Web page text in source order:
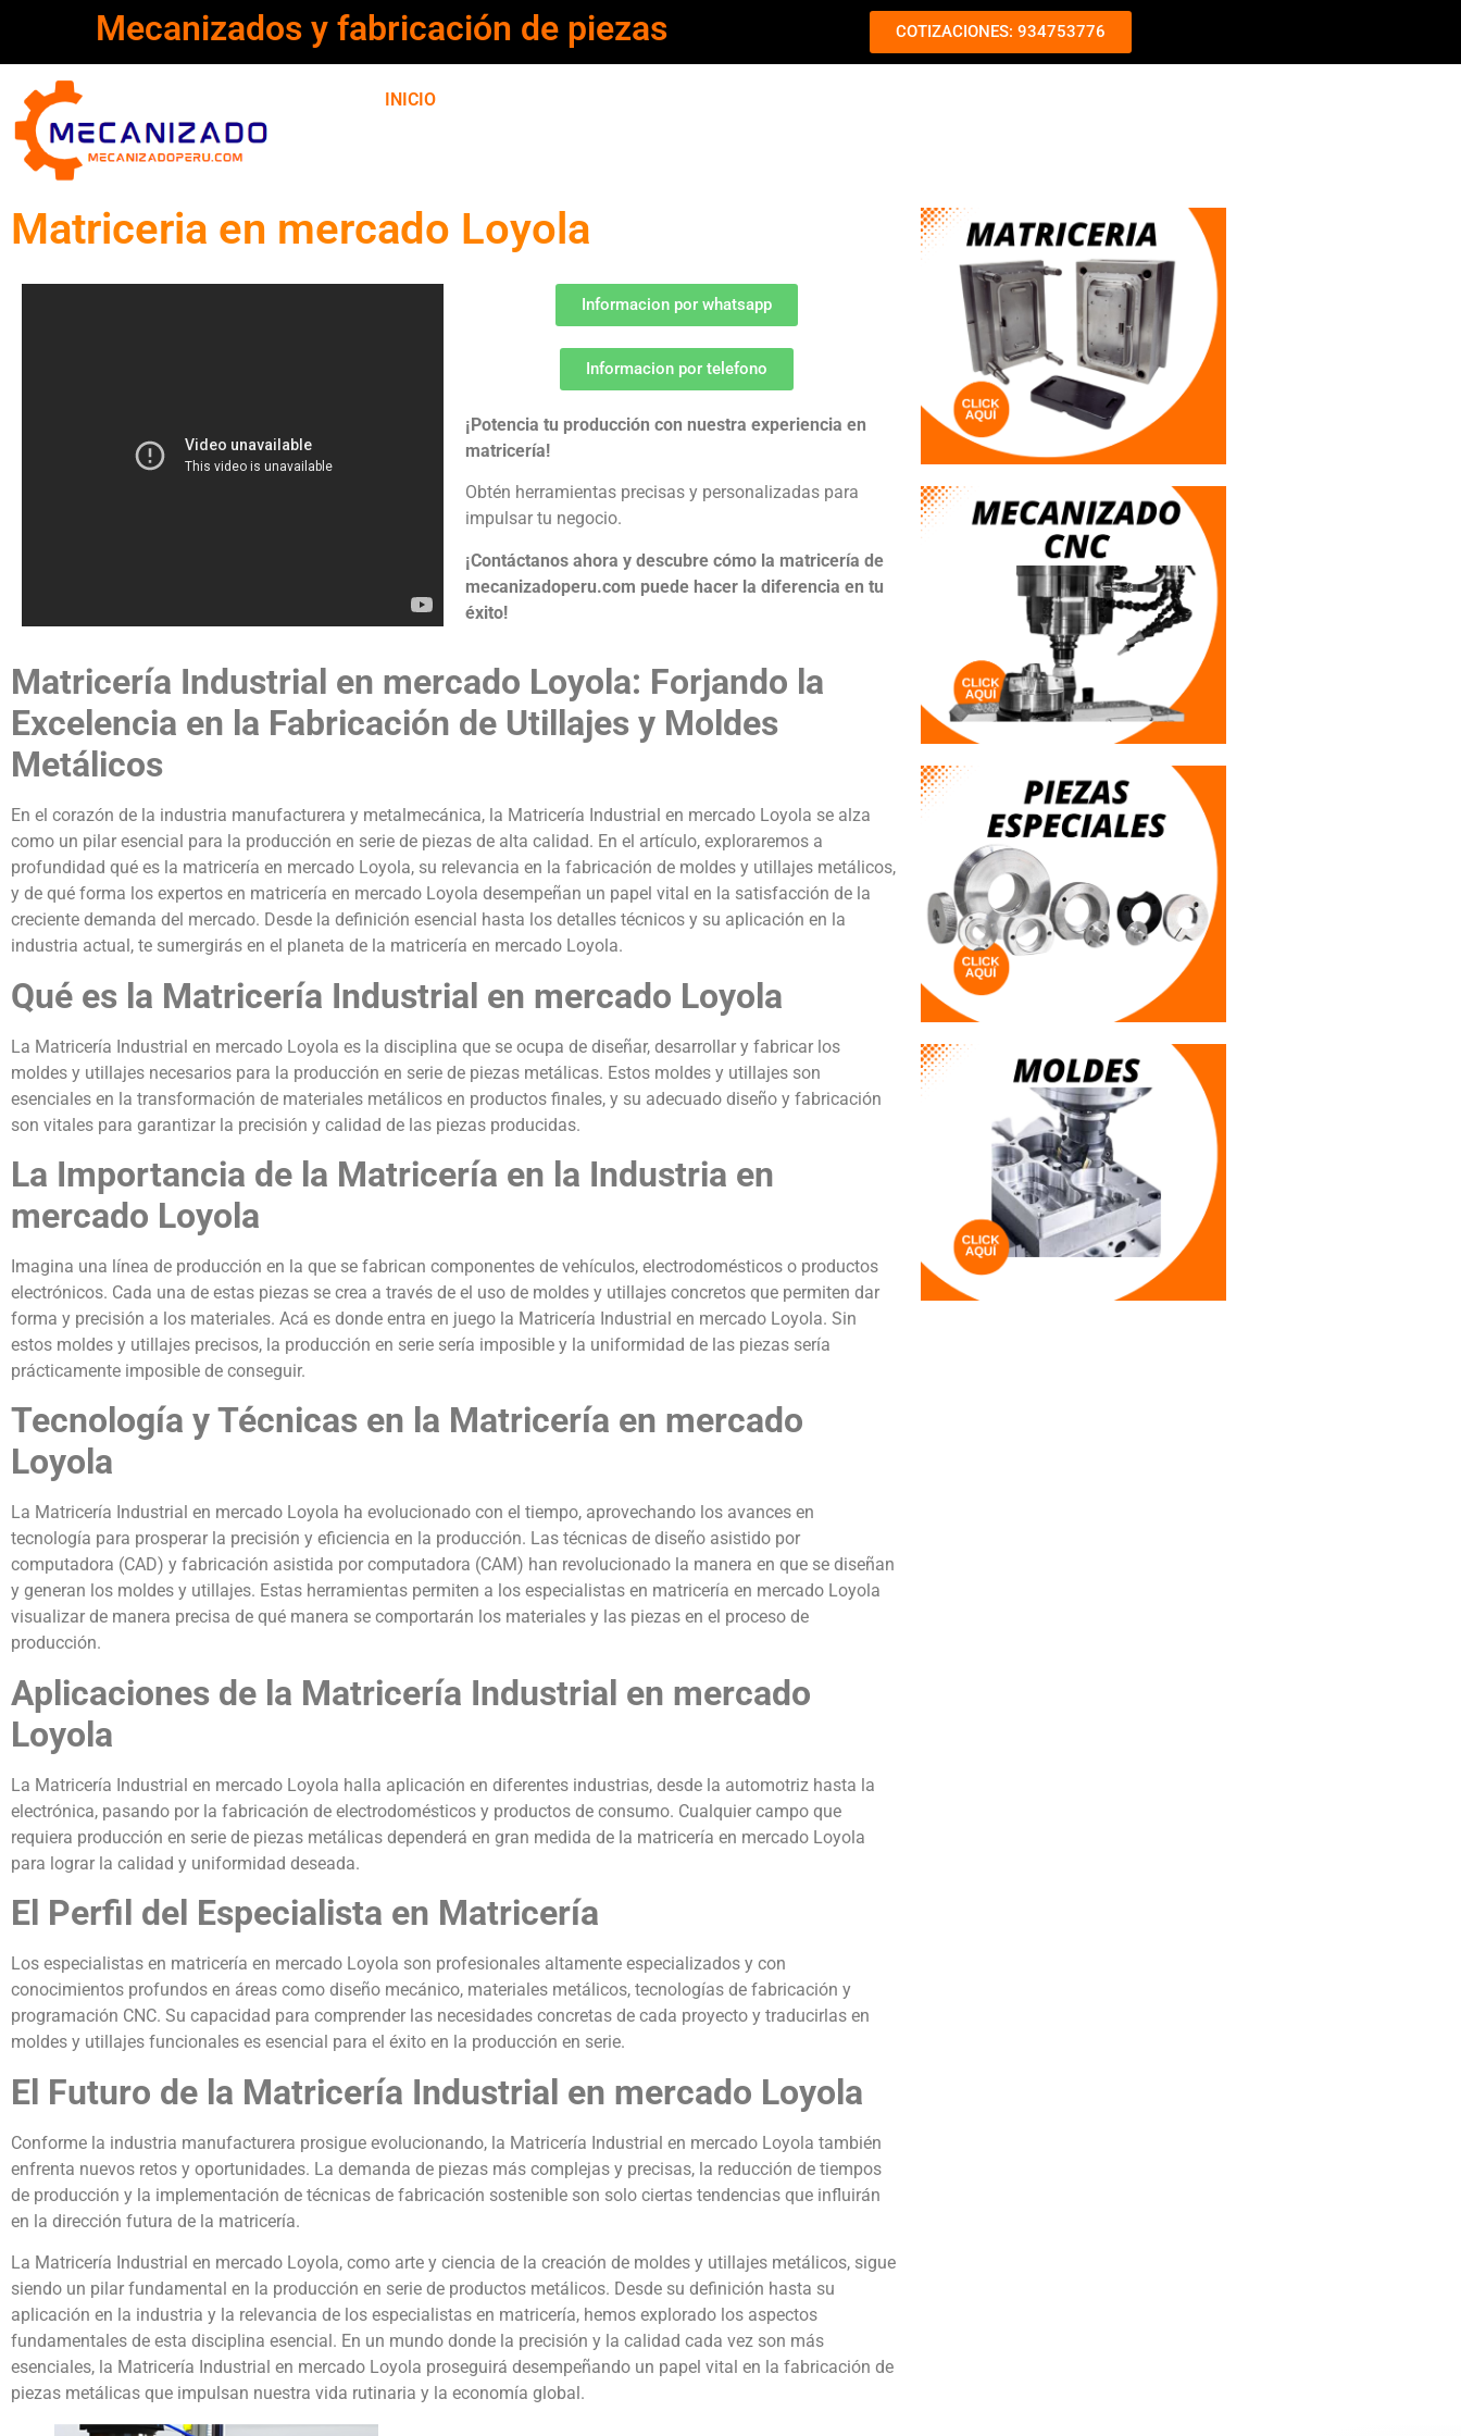
Mecanizados y fabricación de piezas COTIZACIONES: 934753776
INICIO
Matriceria en mercado Loyola
Informacion por whatsapp
Informacion por telefono
¡Potencia tu producción con nuestra experiencia en
matricería!
Obtén herramientas precisas y personalizadas para
impulsar tu negocio.
¡Contáctanos ahora y descubre cómo la matricería de
mecanizadoperu.com puede hacer la diferencia en tu
éxito!
Matricería Industrial en mercado Loyola: Forjando la
Excelencia en la Fabricación de Utillajes y Moldes
Metálicos
En el corazón de la industria manufacturera y metalmecánica, la Matricería Industrial en mercado Loyola se alza
como un pilar esencial para la producción en serie de piezas de alta calidad. En el artículo, exploraremos a
profundidad qué es la matricería en mercado Loyola, su relevancia en la fabricación de moldes y utillajes metálicos,
y de qué forma los expertos en matricería en mercado Loyola desempeñan un papel vital en la satisfacción de la
creciente demanda del mercado. Desde la definición esencial hasta los detalles técnicos y su aplicación en la
industria actual, te sumergirás en el planeta de la matricería en mercado Loyola.
Qué es la Matricería Industrial en mercado Loyola
La Matricería Industrial en mercado Loyola es la disciplina que se ocupa de diseñar, desarrollar y fabricar los
moldes y utillajes necesarios para la producción en serie de piezas metálicas. Estos moldes y utillajes son
esenciales en la transformación de materiales metálicos en productos finales, y su adecuado diseño y fabricación
son vitales para garantizar la precisión y calidad de las piezas producidas.
La Importancia de la Matricería en la Industria en
mercado Loyola
Imagina una línea de producción en la que se fabrican componentes de vehículos, electrodomésticos o productos
electrónicos. Cada una de estas piezas se crea a través de el uso de moldes y utillajes concretos que permiten dar
forma y precisión a los materiales. Acá es donde entra en juego la Matricería Industrial en mercado Loyola. Sin
estos moldes y utillajes precisos, la producción en serie sería imposible y la uniformidad de las piezas sería
prácticamente imposible de conseguir.
Tecnología y Técnicas en la Matricería en mercado
Loyola
La Matricería Industrial en mercado Loyola ha evolucionado con el tiempo, aprovechando los avances en
tecnología para prosperar la precisión y eficiencia en la producción. Las técnicas de diseño asistido por
computadora (CAD) y fabricación asistida por computadora (CAM) han revolucionado la manera en que se diseñan
y generan los moldes y utillajes. Estas herramientas permiten a los especialistas en matricería en mercado Loyola
visualizar de manera precisa de qué manera se comportarán los materiales y las piezas en el proceso de
producción.
Aplicaciones de la Matricería Industrial en mercado
Loyola
La Matricería Industrial en mercado Loyola halla aplicación en diferentes industrias, desde la automotriz hasta la
electrónica, pasando por la fabricación de electrodomésticos y productos de consumo. Cualquier campo que
requiera producción en serie de piezas metálicas dependerá en gran medida de la matricería en mercado Loyola
para lograr la calidad y uniformidad deseada.
El Perfil del Especialista en Matricería
Los especialistas en matricería en mercado Loyola son profesionales altamente especializados y con
conocimientos profundos en áreas como diseño mecánico, materiales metálicos, tecnologías de fabricación y
programación CNC. Su capacidad para comprender las necesidades concretas de cada proyecto y traducirlas en
moldes y utillajes funcionales es esencial para el éxito en la producción en serie.
El Futuro de la Matricería Industrial en mercado Loyola
Conforme la industria manufacturera prosigue evolucionando, la Matricería Industrial en mercado Loyola también
enfrenta nuevos retos y oportunidades. La demanda de piezas más complejas y precisas, la reducción de tiempos
de producción y la implementación de técnicas de fabricación sostenible son solo ciertas tendencias que influirán
en la dirección futura de la matricería.
La Matricería Industrial en mercado Loyola, como arte y ciencia de la creación de moldes y utillajes metálicos, sigue
siendo un pilar fundamental en la producción en serie de productos metálicos. Desde su definición hasta su
aplicación en la industria y la relevancia de los especialistas en matricería, hemos explorado los aspectos
fundamentales de esta disciplina esencial. En un mundo donde la precisión y la calidad cada vez son más
esenciales, la Matricería Industrial en mercado Loyola proseguirá desempeñando un papel vital en la fabricación de
piezas metálicas que impulsan nuestra vida rutinaria y la economía global.